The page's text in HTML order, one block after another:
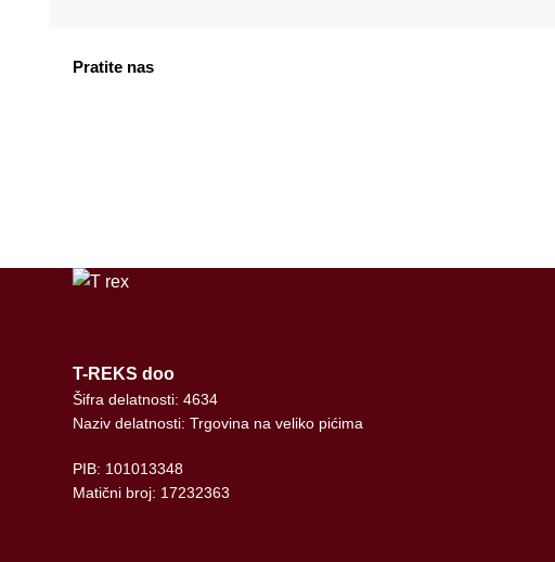
Pratite nas
T-REKS doo
Šifra delatnosti: 4634
Naziv delatnosti: Trgovina na veliko pićima
PIB: 101013348
Matični broj: 17232363